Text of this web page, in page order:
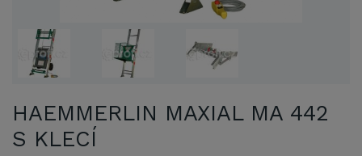
HAEMMERLIN MAXIAL MA 442
S KLECÍ